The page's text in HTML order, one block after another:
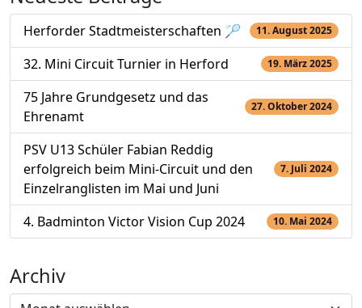
Herforder Stadtmeisterschaften 🏸 11. August 2025
32. Mini Circuit Turnier in Herford 19. März 2025
75 Jahre Grundgesetz und das
Ehrenamt
27. Oktober 2024
PSV U13 Schüler Fabian Reddig
erfolgreich beim Mini-Circuit und den
Einzelranglisten im Mai und Juni
7. Juli 2024
4. Badminton Victor Vision Cup 2024 10. Mai 2024
Archiv
Archiv